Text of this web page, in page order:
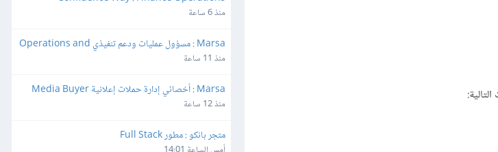
Specialist
منذ 6 ساعة
Executive Support Lead
منذ 11 ساعة
Marsa : أخصائي إدارة حملات إعلانية Media Buyer
منذ 12 ساعة
متجر بانكو : مطور Full Stack